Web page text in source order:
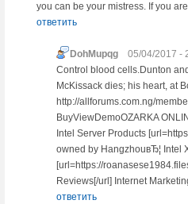
you can be your mistress. If you
ответить
DohMupqg
05/04/2017 -
Control blood cells.Dunton
McKissack dies; his heart, at
http://allforums.com.ng/
BuyViewDemoOZARKA
Intel Server Products
owned by HangzhouвЂ¦ Intel
[url=https://
Reviews[/url] Internet
ответить